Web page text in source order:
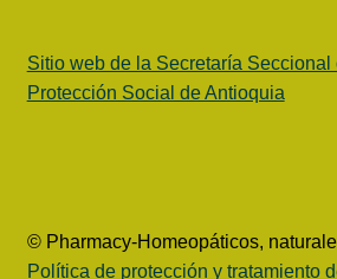
Sitio web de la Secretaría Seccional
Protección Social de Antioquia
© Pharmacy-Homeopáticos,
Política de protección y tratamiento